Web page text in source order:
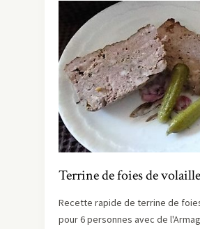
Terrine de foies de volaille
Recette rapide de terrine de
pour 6 personnes avec de